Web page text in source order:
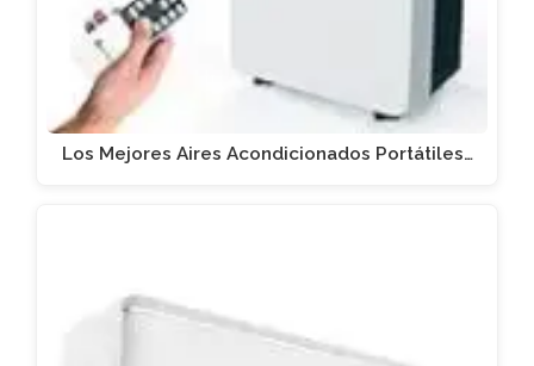
Los Mejores Aires Acondicionados Portátiles…